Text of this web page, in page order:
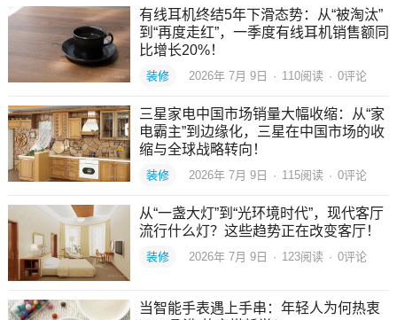
有线耳机终结5年下滑态势：从“被淘汰”
到“再度走红”，一季度有线耳机销售额同
比增长20%！
装修 2026年 7月 9日 · 110阅读 · 0评论
三星家电中国市场销量大幅收缩：从“家
电霸主”到边缘化，三星在中国市场的收
缩与全球战略转向！
装修 2026年 7月 9日 · 115阅读 · 0评论
从“一盏大灯”到“光环境时代”，现代客厅
流行什么灯？这些趋势正在改变客厅！
装修 2026年 7月 9日 · 123阅读 · 0评论
当智能手表遇上手串：年轻人为何热衷